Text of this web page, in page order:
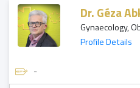
Dr. Géza
Gynaecology,
Profile Details
-